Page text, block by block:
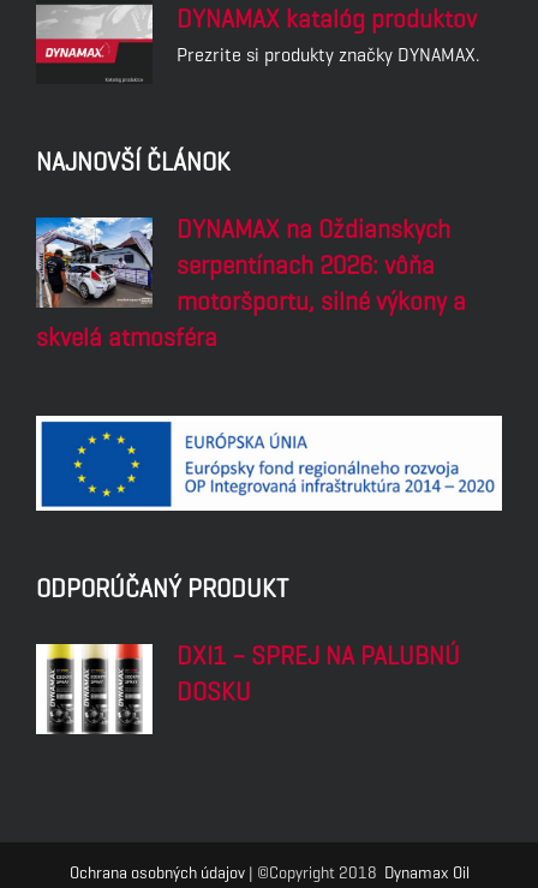
DYNAMAX katalóg produktov
Prezrite si produkty značky DYNAMAX.
NAJNOVŠÍ ČLÁNOK
DYNAMAX na Oždianskych
serpentínach 2026: vôňa
motoršportu, silné výkony a
skvelá atmosféra
ODPORÚČANÝ PRODUKT
DXI1 – SPREJ NA PALUBNÚ
DOSKU
Ochrana osobných údajov| ©Copyright 2018 Dynamax Oil